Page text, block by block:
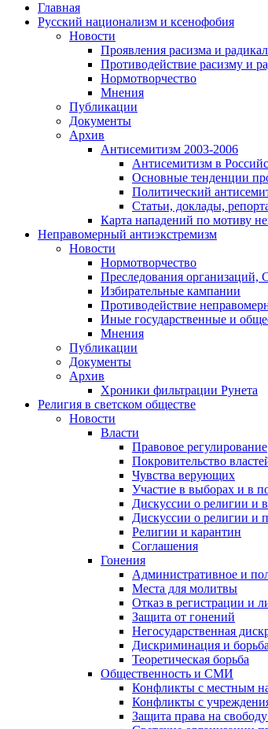
Главная
Русский национализм и ксенофобия
Новости
Проявления расизма и
Противодействие расизму и
Нормотворчество
Мнения
Публикации
Документы
Архив
Антисемитизм 2003-2006
Антисемитизм в
Основные тенденции
Политический
Статьи, доклады,
Карта нападений по мотиву
Неправомерный антиэкстремизм
Новости
Нормотворчество
Преследования
Избирательные кампании
Противодействие
Иные государственные и
Мнения
Публикации
Документы
Архив
Хроники фильтрации Рунета
Религия в светском обществе
Новости
Власти
Правовое регулирование
Покровительство
Чувства верующих
Участие в выборах и в
Дискуссии о религии и
Дискуссии о религии и
Религии и карантин
Соглашения
Гонения
Административное и
Места для молитвы
Отказ в регистрации и
Защита от гонений
Негосударственная
Дискриминация и
Теоретическая борьба
Общественность и СМИ
Конфликты с местным
Конфликты с
Защита права на свободу